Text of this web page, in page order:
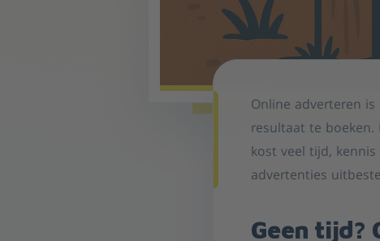
Online adverteren
resultaat te
kost veel tijd,
advertenties
Geen tijd?